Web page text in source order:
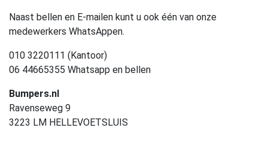
Naast bellen en E-mailen kunt u ook één van onze
medewerkers WhatsAppen.
010 3220111 (Kantoor)
06 44665355 Whatsapp en bellen
Bumpers.nl
Ravenseweg 9
3223 LM HELLEVOETSLUIS